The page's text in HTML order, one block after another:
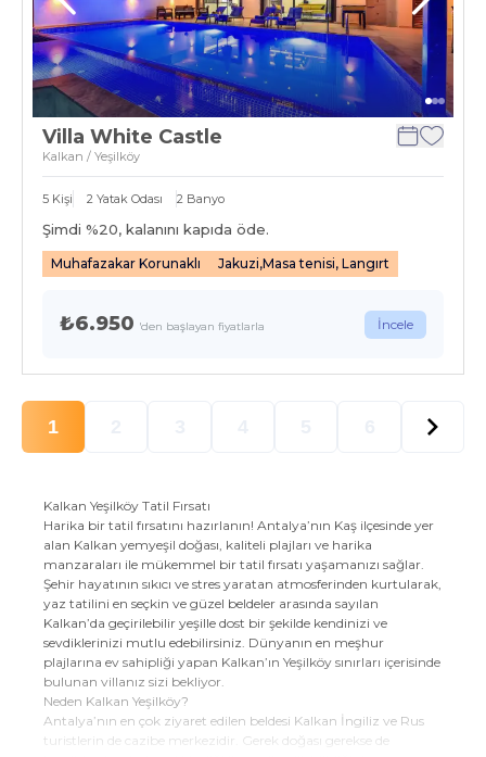
Villa White Castle
Kalkan / Yeşilköy
5 Kişi 2 Yatak Odası 2 Banyo
Şimdi %20, kalanını kapıda öde.
Muhafazakar Korunaklı Jakuzi,Masa tenisi, Langırt
₺6.950 'den başlayan fiyatlarla İncele
1
Kalkan Yeşilköy Tatil Fırsatı
Harika bir tatil fırsatını hazırlanın! Antalya’nın Kaş ilçesinde yer
alan Kalkan yemyeşil doğası, kaliteli plajları ve harika
manzaraları ile mükemmel bir tatil fırsatı yaşamanızı sağlar.
Şehir hayatının sıkıcı ve stres yaratan atmosferinden kurtularak,
yaz tatilini en seçkin ve güzel beldeler arasında sayılan
Kalkan’da geçirilebilir yeşille dost bir şekilde kendinizi ve
sevdiklerinizi mutlu edebilirsiniz. Dünyanın en meşhur
plajlarına ev sahipliği yapan Kalkan’ın Yeşilköy sınırları içerisinde
bulunan villanız sizi bekliyor.
Neden Kalkan Yeşilköy?
Antalya’nın en çok ziyaret edilen beldesi Kalkan İngiliz ve Rus
turistlerin de cazibe merkezidir. Gerek doğası gerekse de